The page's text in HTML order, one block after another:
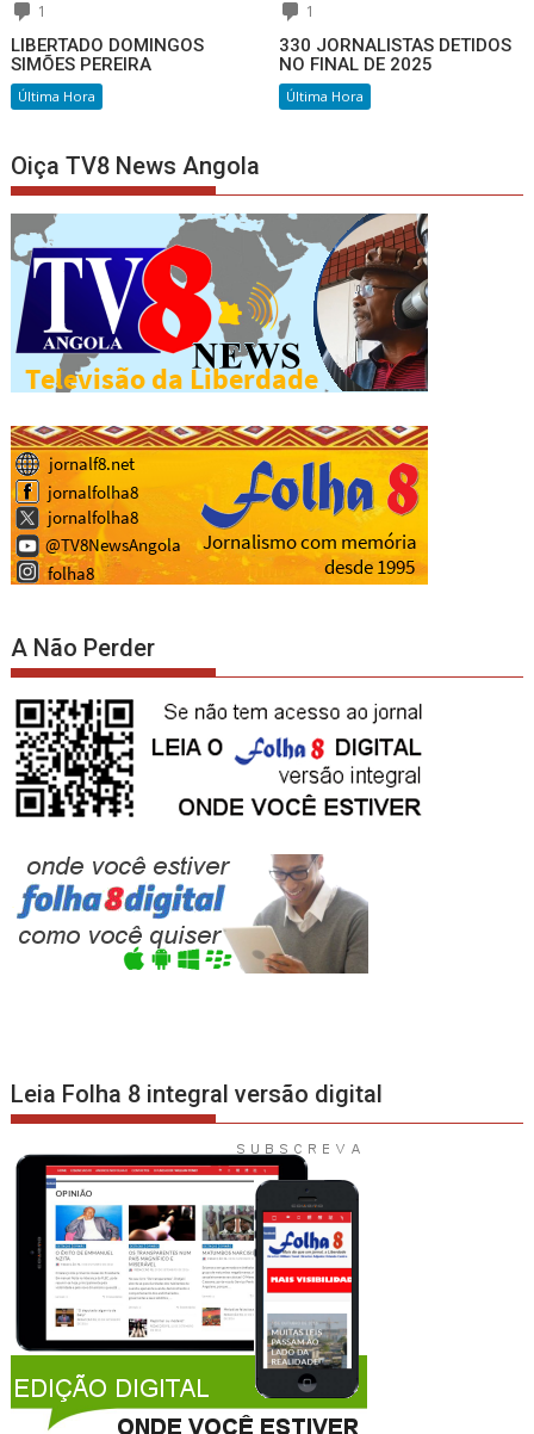
1
LIBERTADO DOMINGOS
SIMÕES PEREIRA
Última Hora
1
330 JORNALISTAS DETIDOS
NO FINAL DE 2025
Última Hora
Oiça TV8 News Angola
A Não Perder
Leia Folha 8 integral versão digital